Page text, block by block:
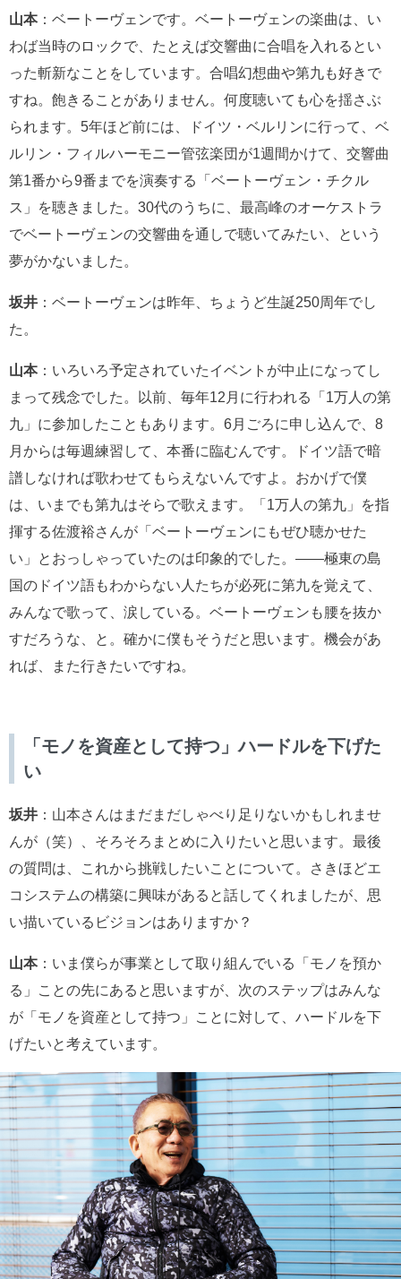
山本：ベートーヴェンです。ベートーヴェンの楽曲は、い
わば当時のロックで、たとえば交響曲に合唱を入れるとい
った斬新なことをしています。合唱幻想曲や第九も好きで
すね。飽きることがありません。何度聴いても心を揺さぶ
られます。5年ほど前には、ドイツ・ベルリンに行って、ベ
ルリン・フィルハーモニー管弦楽団が1週間かけて、交響曲
第1番から9番までを演奏する「ベートーヴェン・チクル
ス」を聴きました。30代のうちに、最高峰のオーケストラ
でベートーヴェンの交響曲を通しで聴いてみたい、という
夢がかないました。
坂井 ：ベートーヴェンは昨年、ちょうど生誕250周年でし
た。
山本：いろいろ予定されていたイベントが中止になってし
まって残念でした。以前、毎年12月に行われる「1万人の第
九」に参加したこともあります。6月ごろに申し込んで、8
月からは毎週練習して、本番に臨むんです。ドイツ語で暗
譜しなければ歌わせてもらえないんですよ。おかげで僕
は、いまでも第九はそらで歌えます。「1万人の第九」を指
揮する佐渡裕さんが「ベートーヴェンにもぜひ聴かせた
い」とおっしゃっていたのは印象的でした。――極東の島
国のドイツ語もわからない人たちが必死に第九を覚えて、
みんなで歌って、涙している。ベートーヴェンも腰を抜か
すだろうな、と。確かに僕もそうだと思います。機会があ
れば、また行きたいですね。
「モノを資産として持つ」ハードルを下げた
い
坂井 ：山本さんはまだまだしゃべり足りないかもしれませ
んが（笑）、そろそろまとめに入りたいと思います。最後
の質問は、これから挑戦したいことについて。さきほどエ
コシステムの構築に興味があると話してくれましたが、思
い描いているビジョンはありますか？
山本：いま僕らが事業として取り組んでいる「モノを預か
る」ことの先にあると思いますが、次のステップはみんな
が「モノを資産として持つ」ことに対して、ハードルを下
げたいと考えています。